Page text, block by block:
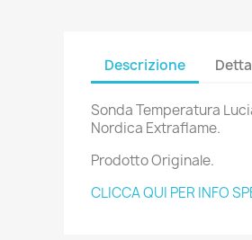
Descrizione
Sonda Temperatura
Nordica Extraflame.
Prodotto Originale.
CLICCA QUI PER INFO